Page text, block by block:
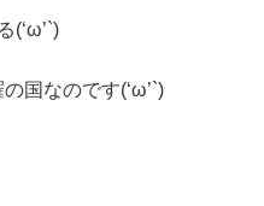
(‘ω’`)
国なのです(‘ω’`)